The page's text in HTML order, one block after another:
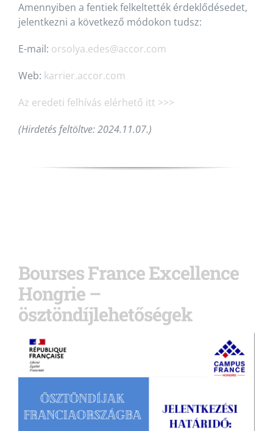
Amennyiben a fentiek felkeltették érdeklődésedet,
jelentkezni a következő módokon tudsz:
E-mail: orsolya.edes@accor.com
Web: karrier.accor.com
Az eredeti felhívás elérhető itt >>>
(Hirdetés feltöltve: 2024.11.07.)
Bourses France Excellence
Hongrie –
ösztöndíjlehetőségek